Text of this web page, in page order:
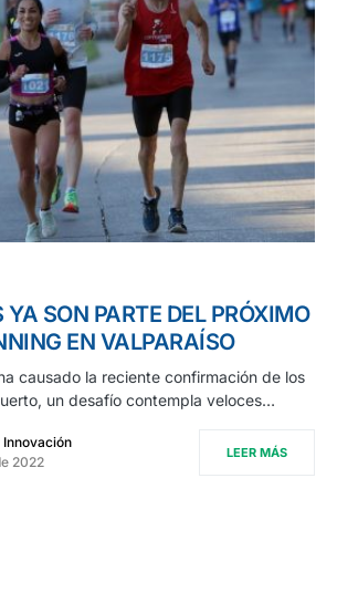
SON PARTE DEL PRÓXIMO
EN VALPARAÍSO
causado la reciente confirmación de los
un desafío contempla veloces…
Innovación
2022
LEER MÁS